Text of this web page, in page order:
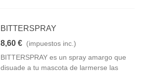
BITTERSPRAY
8,60 € (impuestos inc.)
BITTERSPRAY es un spray amargo que
disuade a tu mascota de larmerse las